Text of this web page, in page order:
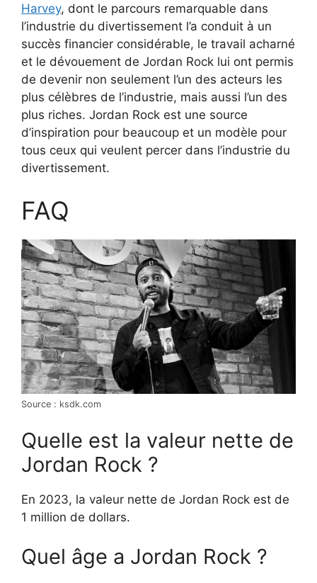
Harvey, dont le parcours remarquable dans
l’industrie du divertissement l’a conduit à un
succès financier considérable, le travail acharné
et le dévouement de Jordan Rock lui ont permis
de devenir non seulement l’un des acteurs les
plus célèbres de l’industrie, mais aussi l’un des
plus riches. Jordan Rock est une source
d’inspiration pour beaucoup et un modèle pour
tous ceux qui veulent percer dans l’industrie du
divertissement.
FAQ
Source : ksdk.com
Quelle est la valeur nette de
Jordan Rock ?
En 2023, la valeur nette de Jordan Rock est de
1 million de dollars.
Quel âge a Jordan Rock ?